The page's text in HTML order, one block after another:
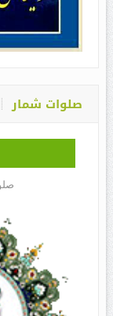
صلوات شمار